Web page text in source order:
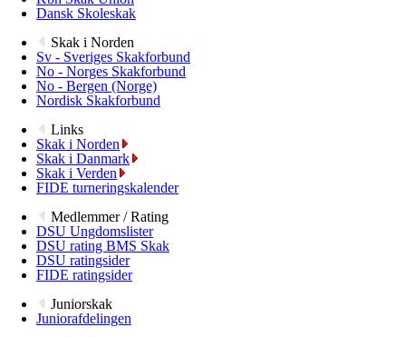
Dansk Skoleskak
Skak i Norden
Sv - Sveriges Skakforbund
No - Norges Skakforbund
No - Bergen (Norge)
Nordisk Skakforbund
Links
Skak i Norden
Skak i Danmark
Skak i Verden
FIDE turneringskalender
Medlemmer / Rating
DSU Ungdomslister
DSU rating BMS Skak
DSU ratingsider
FIDE ratingsider
Juniorskak
Juniorafdelingen